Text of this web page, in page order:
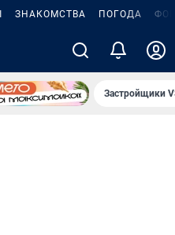
ЗНАКОМСТВА ПОГОДА
Застройщики